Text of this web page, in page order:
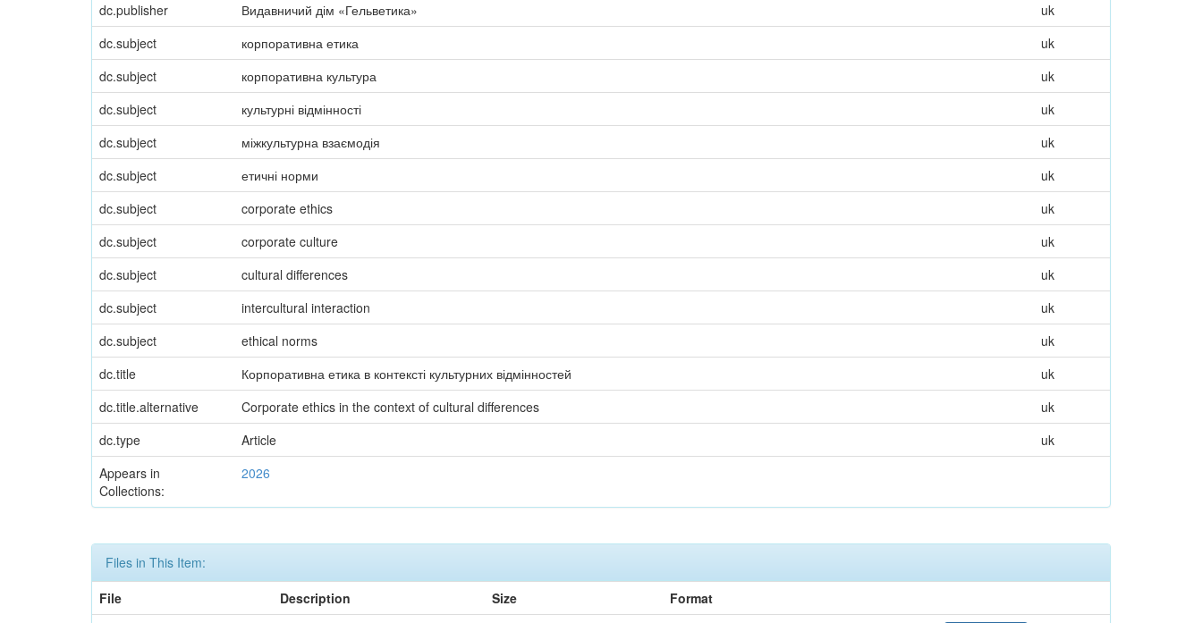
dc.publisher
Видавничий дім «Гельветика»
uk
dc.subject
корпоративна етика
uk
dc.subject
корпоративна культура
uk
dc.subject
культурні відмінності
uk
dc.subject
міжкультурна взаємодія
uk
dc.subject
етичні норми
uk
dc.subject
corporate ethics
uk
dc.subject
corporate culture
uk
dc.subject
cultural differences
uk
dc.subject
intercultural interaction
uk
dc.subject
ethical norms
uk
dc.title
Корпоративна етика в контексті культурних відмінностей
uk
dc.title.alternative
Corporate ethics in the context of cultural differences
uk
dc.type
Article
uk
Appears in
Collections:
2026
Files in This Item:
File
Description Size
Format